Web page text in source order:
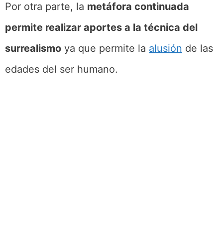
Por otra parte, la metáfora continuada
permite realizar aportes a la técnica del
surrealismo ya que permite la alusión de las
edades del ser humano.